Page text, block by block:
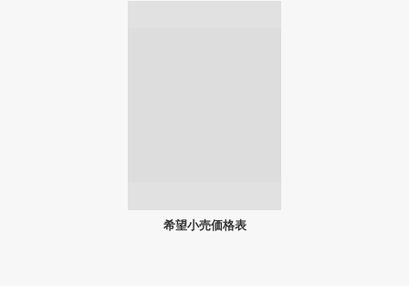
希望小売価格表